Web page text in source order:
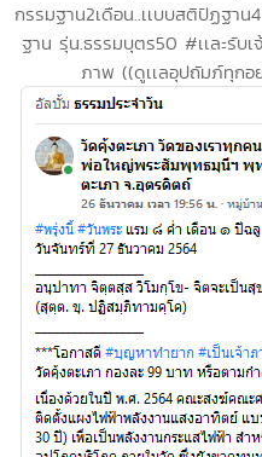
กรรมฐาน2เดือน..เเบบสติปัฏฐา
ฐาน รุ่น.ธรรมบุตร50 #เเละรับ
ภาพ ((ดูเเลอุปถัมภ์ทุกอ